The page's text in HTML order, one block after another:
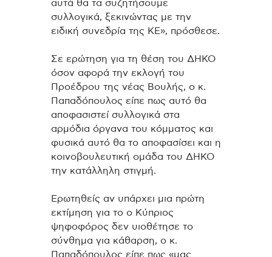
αυτά θα τα συζητήσουμε
συλλογικά, ξεκινώντας με την
ειδική συνεδρία της ΚΕ», πρόσθεσε.
Σε ερώτηση για τη θέση του ΔΗΚΟ
όσον αφορά την εκλογή του
Προέδρου της νέας Βουλής, ο κ.
Παπαδόπουλος είπε πως αυτό θα
αποφασιστεί συλλογικά στα
αρμόδια όργανα του κόμματος και
φυσικά αυτό θα το αποφασίσει και η
κοινοβουλευτική ομάδα του ΔΗΚΟ
την κατάλληλη στιγμή.
Ερωτηθείς αν υπάρχει μια πρώτη
εκτίμηση για το ο Κύπριος
ψηφοφόρος δεν υιοθέτησε το
σύνθημα για κάθαρση, ο κ.
Παπαδόπουλος είπε πως «μας